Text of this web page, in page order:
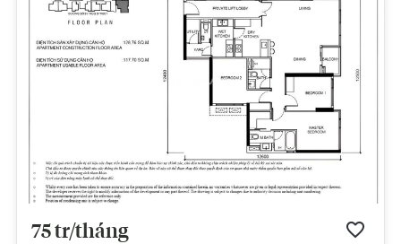
75 tr/tháng